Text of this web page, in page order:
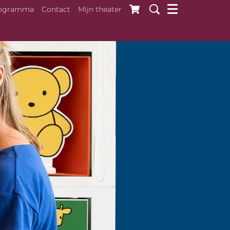
Contact Mijn theater